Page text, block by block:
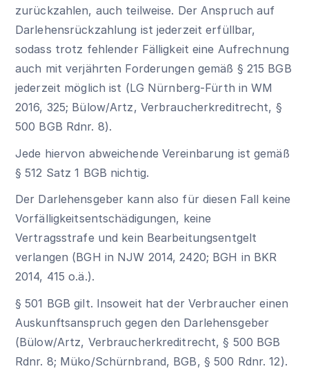
zurückzahlen, auch teilweise. Der Anspruch auf
Darlehensrückzahlung ist jederzeit erfüllbar,
sodass trotz fehlender Fälligkeit eine Aufrechnung
auch mit verjährten Forderungen gemäß § 215 BGB
jederzeit möglich ist (LG Nürnberg-Fürth in WM
2016, 325; Bülow/Artz, Verbraucherkreditrecht, §
500 BGB Rdnr. 8).
Jede hiervon abweichende Vereinbarung ist gemäß
§ 512 Satz 1 BGB nichtig.
Der Darlehensgeber kann also für diesen Fall keine
Vorfälligkeitsentschädigungen, keine
Vertragsstrafe und kein Bearbeitungsentgelt
verlangen (BGH in NJW 2014, 2420; BGH in BKR
2014, 415 o.ä.).
§ 501 BGB gilt. Insoweit hat der Verbraucher einen
Auskunftsanspruch gegen den Darlehensgeber
(Bülow/Artz, Verbraucherkreditrecht,§ 500 BGB
Rdnr. 8; Müko/Schürnbrand, BGB, § 500 Rdnr. 12).